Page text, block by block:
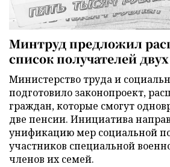
Минтруд предложил
список получателей
Министерство труда и
подготовило законопроект,
граждан, которые смогут
две пенсии. Инициатива
унификацию мер социальной
участников специальной
членов их семей.